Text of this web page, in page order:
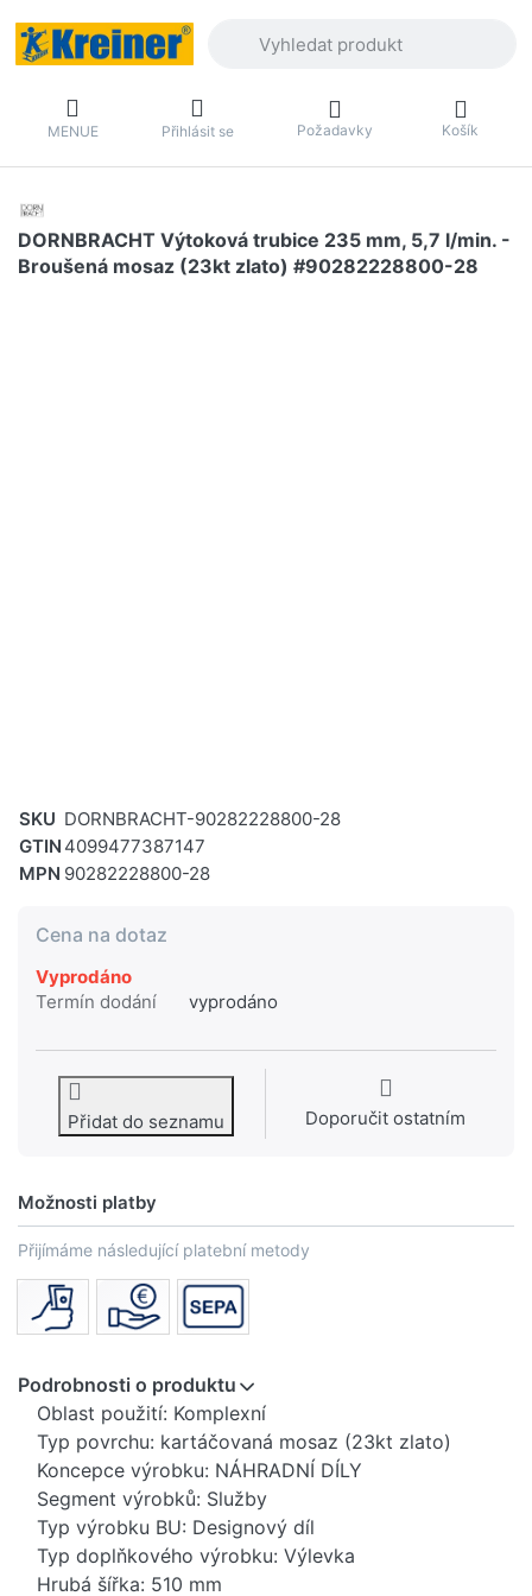
MENUE Přihlásit se Požadavky Košík
DORNBRACHT Výtoková trubice 235 mm, 5,7 l/min. -
Broušená mosaz (23kt zlato) #90282228800-28
SKU DORNBRACHT-90282228800-28
GTIN 4099477387147
MPN 90282228800-28
Cena na dotaz
Vyprodáno
Termín dodání
vyprodáno
Přidat do seznamu Doporučit ostatním
Možnosti platby
Přijímáme následující platební metody
Podrobnosti o produktu
Oblast použití: Komplexní
Typ povrchu: kartáčovaná mosaz (23kt zlato)
Koncepce výrobku: NÁHRADNÍ DÍLY
Segment výrobků: Služby
Typ výrobku BU: Designový díl
Typ doplňkového výrobku: Výlevka
Hrubá šířka: 510 mm